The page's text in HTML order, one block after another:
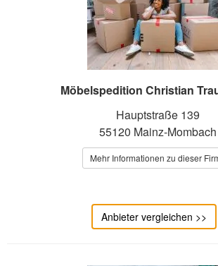
Möbelspedition Christian
Hauptstraße 139
55120 Mainz-Mombach
Mehr Informationen zu dieser
Anbieter vergleichen >>